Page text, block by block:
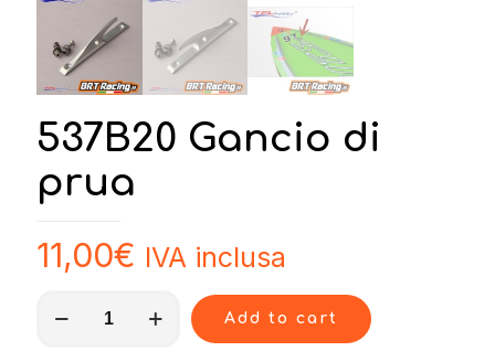
537B20 Gancio di
prua
11,00€ IVA inclusa
Gancio
Add to cart